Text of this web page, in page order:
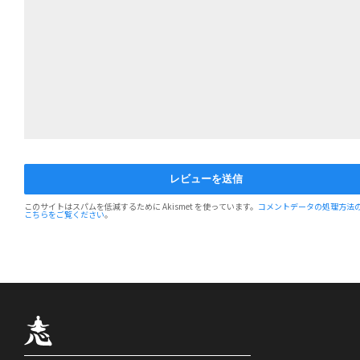
このサイトはスパムを低減するために Akismet を使っています。 コメントデータの処理方法
こちらをご覧ください。